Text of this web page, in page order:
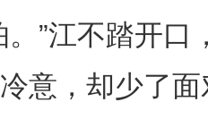
”江不踏开口
意，却少了